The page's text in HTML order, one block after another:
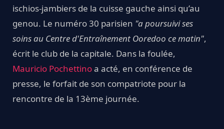
ischios-jambiers de la cuisse gauche ainsi qu’au
genou. Le numéro 30 parisien "a poursuivi ses
soins au Centre d'Entraînement Ooredoo ce matin",
écrit le club de la capitale. Dans la foulée,
Mauricio Pochettinoa acté, en conférence de
presse, le forfait de son compatriote pour la
rencontre de la 13ème journée.